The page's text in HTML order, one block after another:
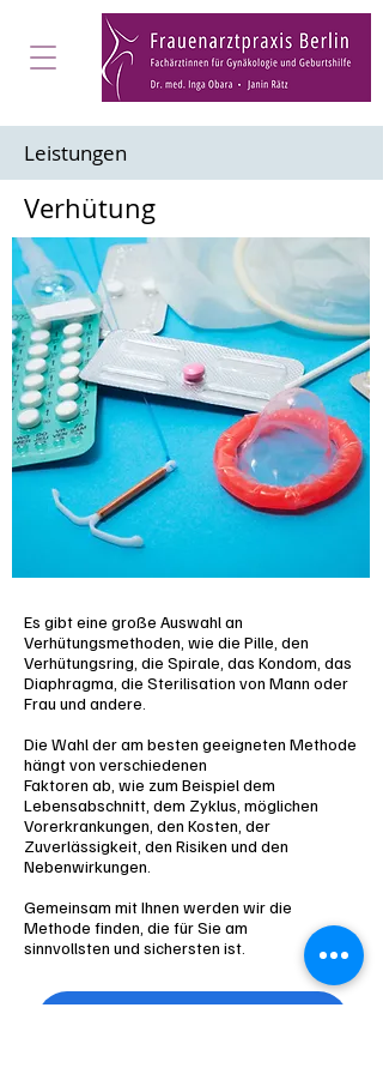
Leistungen
Verhütung
Es gibt eine große Auswahl an
Verhütungsmethoden, wie die Pille, den
Verhütungsring, die Spirale, das Kondom, das
Diaphragma, die Sterilisation von Mann oder
Frau und andere.
Die Wahl der am besten geeigneten Methode
hängt von verschiedenen
Faktoren ab, wie zum Beispiel dem
Lebensabschnitt, dem Zyklus, möglichen
Vorerkrankungen, den Kosten, der
Zuverlässigkeit, den Risiken und den
Nebenwirkungen.
Gemeinsam mit Ihnen werden wir die
Methode finden, die für Sie am
sinnvollsten und sichersten ist.